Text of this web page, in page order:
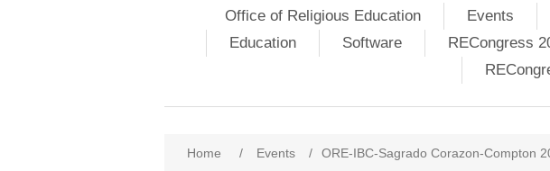
Office of Religious Education Events
Education
Software RECongress
Home / Events / ORE-IBC-Sagrado Corazon-Compton